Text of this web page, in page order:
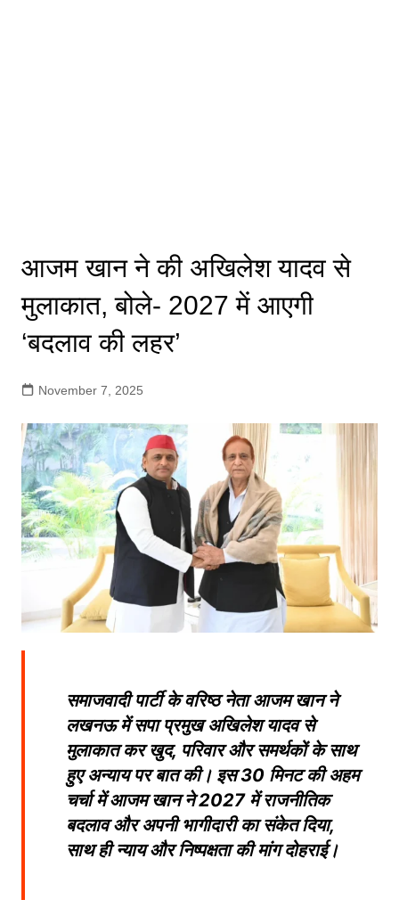
आजम खान ने की अखिलेश यादव से
मुलाकात, बोले- 2027 में आएगी
‘बदलाव की लहर’
November 7, 2025
समाजवादी पार्टी के वरिष्ठ नेता आजम खान ने
लखनऊ में सपा प्रमुख अखिलेश यादव से
मुलाकात कर खुद, परिवार और समर्थकों के साथ
हुए अन्याय पर बात की। इस 30 मिनट की अहम
चर्चा में आजम खान ने 2027 में राजनीतिक
बदलाव और अपनी भागीदारी का संकेत दिया,
साथ ही न्याय और निष्पक्षता की मांग दोहराई।